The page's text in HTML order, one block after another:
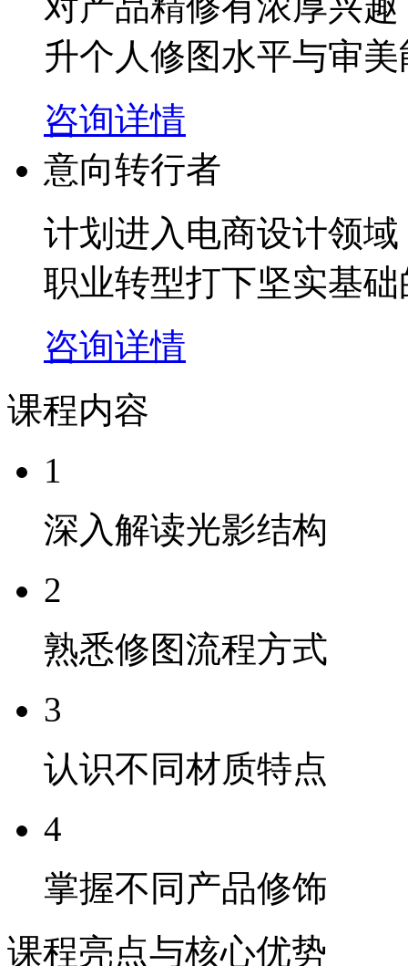
升个人修图水平与审
咨询详情
意向转行者
计划进入电商设计领
职业转型打下坚实基
咨询详情
课程内容
1
深入解读光影结构
2
熟悉修图流程方式
3
认识不同材质特点
4
掌握不同产品修饰
课程亮点与核心优势